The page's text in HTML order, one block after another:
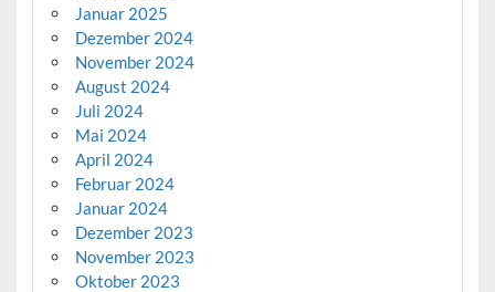
Januar 2025
Dezember 2024
November 2024
August 2024
Juli 2024
Mai 2024
April 2024
Februar 2024
Januar 2024
Dezember 2023
November 2023
Oktober 2023